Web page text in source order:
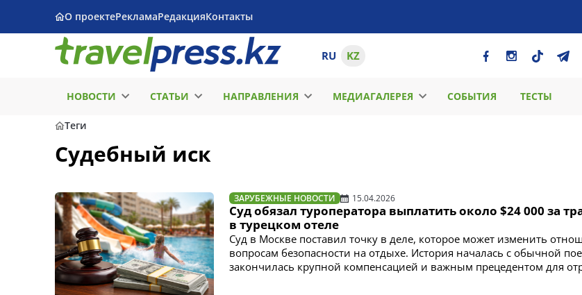
О проектеРекламаРедакцияКонтакты
RU KZ
НОВОСТИ СТАТЬИ НАПРАВЛЕНИЯ МЕДИАГАЛЕРЕЯ СОБЫТИЯ ТЕСТЫ
Теги
Судебный иск
ЗАРУБЕЖНЫЕ НОВОСТИ 15.04.2026
Суд обязал туроператора выплатить около $24 000 за
в турецком отеле
Суд в Москве поставил точку в деле, которое может изменить
вопросам безопасности на отдыхе. История началась с обычной
закончилась крупной компенсацией и важным прецедентом для